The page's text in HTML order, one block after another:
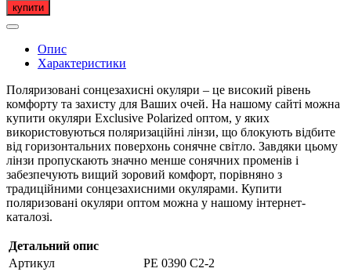
купити
Опис
Характеристики
Поляризовані сонцезахисні окуляри – це високий рівень
комфорту та захисту для Ваших очей. На нашому сайті можна
купити окуляри Exclusive Polarized оптом, у яких
використовуються поляризаційні лінзи, що блокують відбите
від горизонтальних поверхонь сонячне світло. Завдяки цьому
лінзи пропускають значно менше сонячних променів і
забезпечують вищий зоровий комфорт, порівняно з
традиційними сонцезахисними окулярами. Купити
поляризовані окуляри оптом можна у нашому інтернет-
каталозі.
Детальний опис
Артикул
PE 0390 C2-2